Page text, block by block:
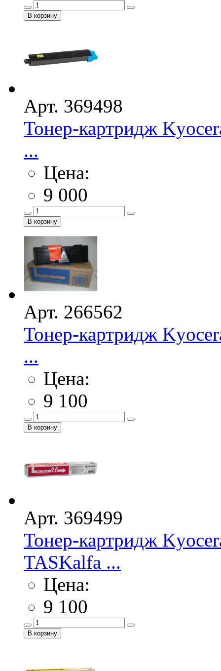
Арт. 369498
Тонер-картридж
...
Цена:
9 000
Арт. 266562
Тонер-картридж
...
Цена:
9 100
Арт. 369499
Тонер-картридж
TASKalfa ...
Цена:
9 100